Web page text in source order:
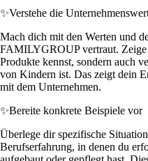
✨Verstehe die
Mach dich mit den Werten und
FAMILYGROUP vertraut.
Produkte kennst, sondern auch
von Kindern ist. Das zeigt dein
mit dem Unternehmen.
✨Bereite konkrete Beispiele vor
Überlege dir spezifische
Berufserfahrung, in denen du